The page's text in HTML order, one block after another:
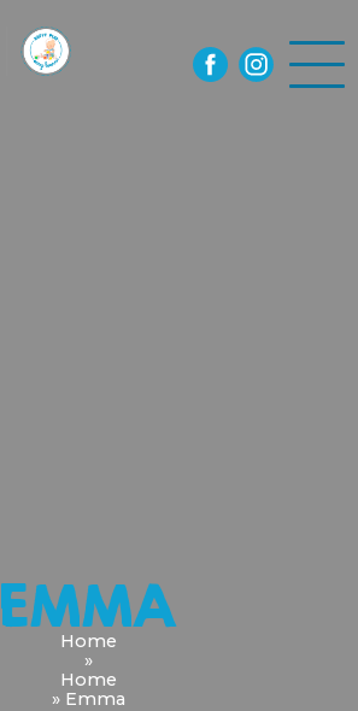
EMMA
Home
»
Home
» Emma